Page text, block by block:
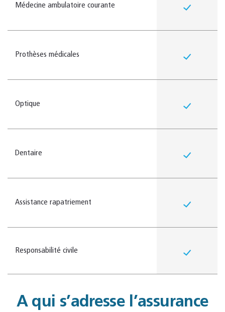
Médecine ambulatoire courante
Prothèses médicales
Optique
Dentaire
Assistance rapatriement
Responsabilité civile
A qui s’adresse l’assurance